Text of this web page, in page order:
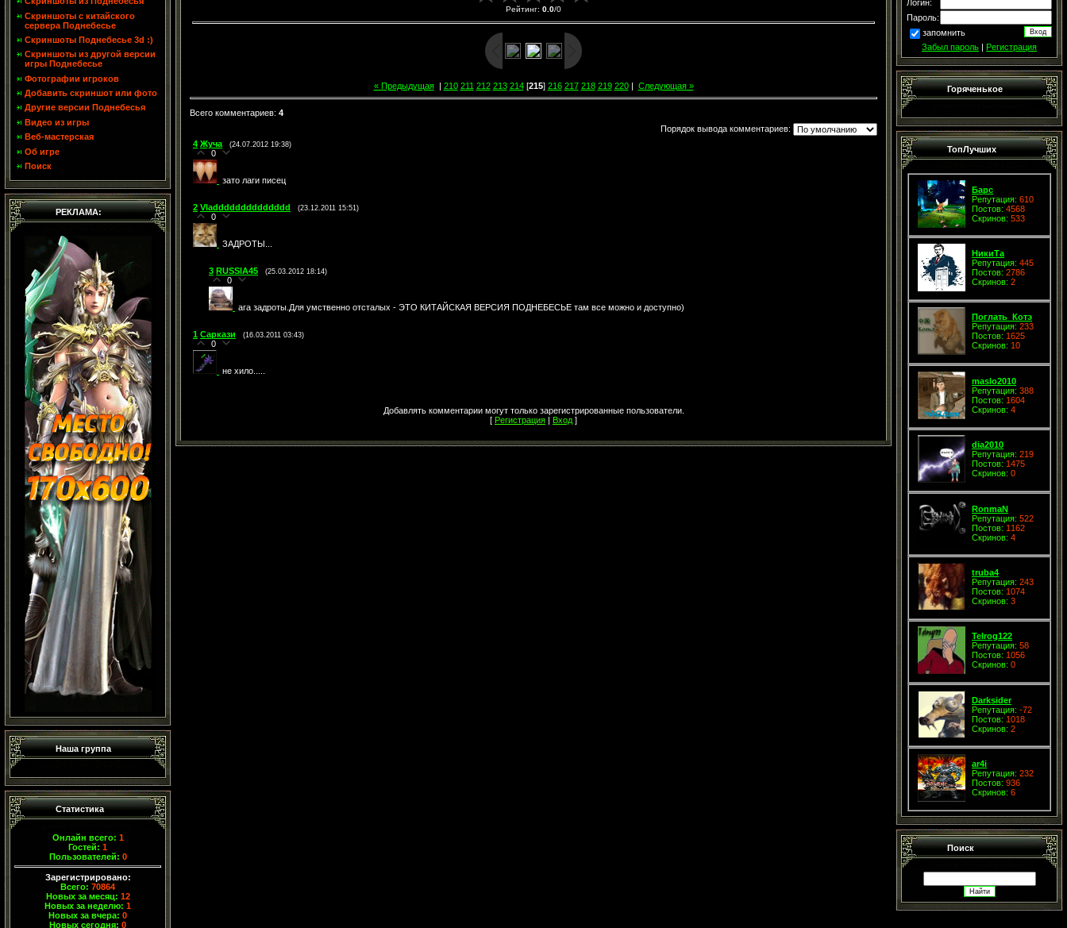
Скриншоты с китайского
сервера Поднебесье
Скриншоты Поднебесье 3d :)
Скриншоты из другой версии
игры Поднебесье
Фотографии игроков
Добавить скриншот или фото
Другие версии Поднебесья
Видео из игры
Веб-мастерская
Об игре
Поиск
РЕКЛАМА:
Наша группа
Статистика
Онлайн всего: 1
Гостей: 1
Пользователей: 0
Зарегистрировано:
Всего: 70864
Новых за месяц: 12
Новых за неделю: 1
Новых за вчера: 0
Новых сегодня: 0
Рейтинг: 0.0/0
« Предыдущая| 210 211 212 213 214[215] 216 217 218 219 220| Следующая »
Всего комментариев: 4
Порядок вывода комментариев:
4 Жуча (24.07.2012 19:38)
0
зато лаги писец
2 Vladddddddddddddd (23.12.2011 15:51)
0
ЗАДРОТЫ...
3 RUSSIA45 (25.03.2012 18:14)
0
ага задроты.Для умственно отсталых - ЭТО КИТАЙСКАЯ ВЕРСИЯ ПОДНЕБЕСЬЕ там все можно и доступно)
1 Саркази (16.03.2011 03:43)
0
не хило.....
Добавлять комментарии могут только зарегистрированные пользователи.
[ Регистрация Вход ]
Логин:
Пароль:
запомнить
Забыл пароль
Регистрация
Горяченькое
ТопЛучших
Барс
Репутация: 610
Постов: 4568
Скринов: 533
НикиТа
Репутация: 445
Постов: 2786
Скринов: 2
Поглать_Котэ
Репутация: 233
Постов: 1625
Скринов: 10
maslo2010
Репутация: 388
Постов: 1604
Скринов: 4
dia2010
Репутация: 219
Постов: 1475
Скринов: 0
RonmaN
Репутация: 522
Постов: 1162
Скринов: 4
truba4
Репутация: 243
Постов: 1074
Скринов: 3
Telrog122
Репутация: 58
Постов: 1056
Скринов: 0
Darksider
Репутация: -72
Постов: 1018
Скринов: 2
ar4i
Репутация: 232
Постов: 936
Скринов: 6
Поиск